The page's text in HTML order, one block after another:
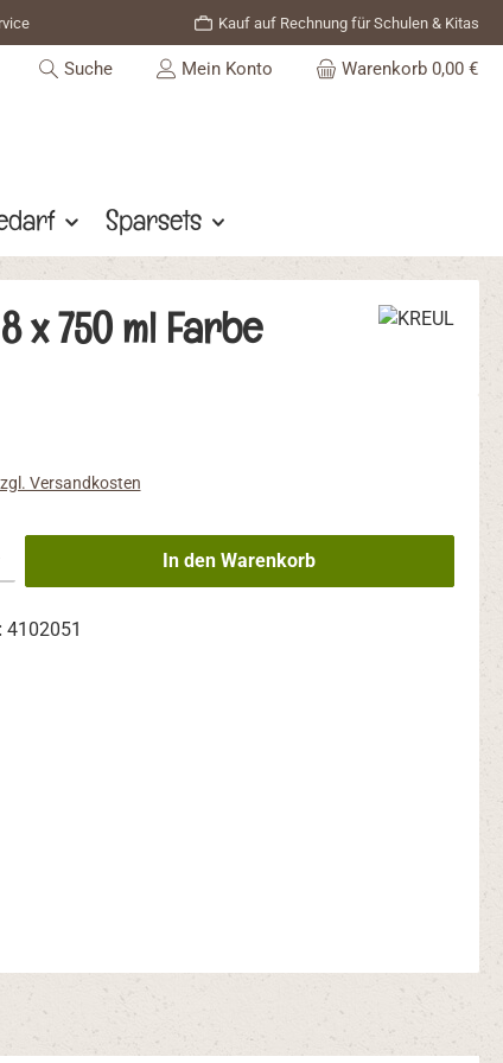
Kauf auf Rechnung für Schulen & Kitas
Suche Mein Konto Warenkorb 0,00 €
Sparsets
x 750 ml Farbe
Versandkosten
den gewünschten Wert ein oder benutze die Schaltflächen um die
In den Warenkorb
4102051